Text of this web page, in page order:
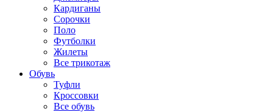
Кардиганы
Сорочки
Поло
Футболки
Жилеты
Все трикотаж
Обувь
Туфли
Кроссовки
Все обувь